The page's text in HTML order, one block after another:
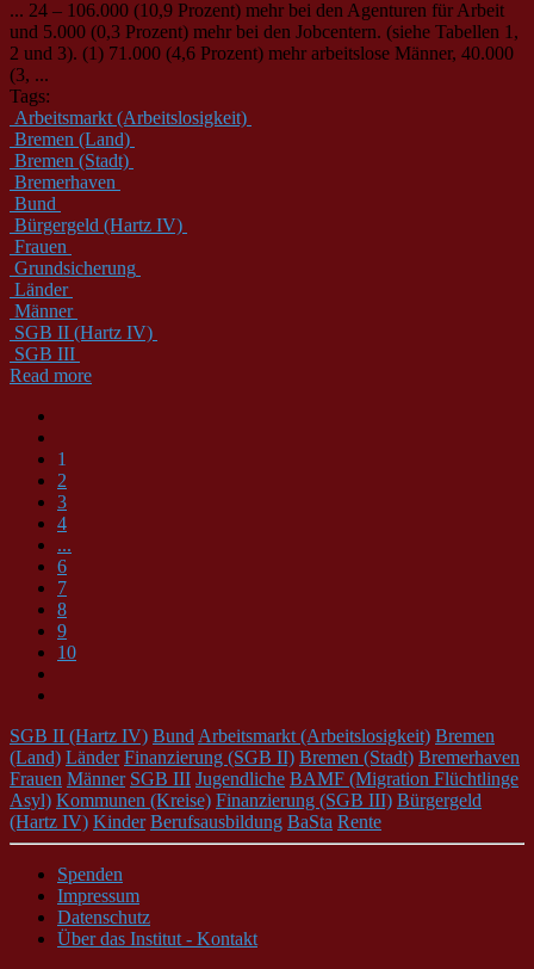
... 24 – 106.000 (10,9 Prozent) mehr bei den Agenturen für Arbeit
und 5.000 (0,3 Prozent) mehr bei den Jobcentern. (siehe Tabellen 1,
2 und 3). (1) 71.000 (4,6 Prozent) mehr arbeitslose Männer, 40.000
(3, ...
Tags:
Arbeitsmarkt (Arbeitslosigkeit)
Bremen (Land)
Bremen (Stadt)
Bremerhaven
Bund
Bürgergeld (Hartz IV)
Frauen
Grundsicherung
Länder
Männer
SGB II (Hartz IV)
SGB III
Read more
1
2
3
4
...
6
7
8
9
10
SGB II (Hartz IV) Bund Arbeitsmarkt (Arbeitslosigkeit) Bremen
(Land) Länder Finanzierung (SGB II) Bremen (Stadt) Bremerhaven
Frauen Männer SGB III Jugendliche BAMF (Migration Flüchtlinge
Asyl) Kommunen (Kreise) Finanzierung (SGB III) Bürgergeld
(Hartz IV) Kinder Berufsausbildung BaSta Rente
Spenden
Impressum
Datenschutz
Über das Institut - Kontakt